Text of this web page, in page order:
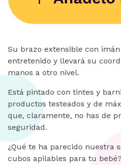
Su brazo extensible con
entretenido y llevará su
manos a otro nivel.
Está pintado con tintes y
productos testeados y de
que, claramente, no has de
seguridad.
¿Qué te ha parecido nuestra
cubos apilables para tu